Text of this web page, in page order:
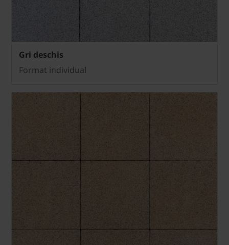
Gri deschis
Format individual